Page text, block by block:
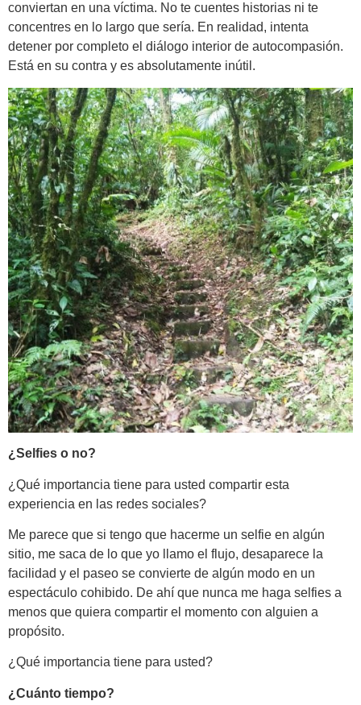
conviertan en una víctima. No te cuentes historias ni te
concentres en lo largo que sería. En realidad, intenta
detener por completo el diálogo interior de autocompasión.
Está en su contra y es absolutamente inútil.
¿Selfies o no?
¿Qué importancia tiene para usted compartir esta
experiencia en las redes sociales?
Me parece que si tengo que hacerme un selfie en algún
sitio, me saca de lo que yo llamo el flujo, desaparece la
facilidad y el paseo se convierte de algún modo en un
espectáculo cohibido. De ahí que nunca me haga selfies a
menos que quiera compartir el momento con alguien a
propósito.
¿Qué importancia tiene para usted?
¿Cuánto tiempo?